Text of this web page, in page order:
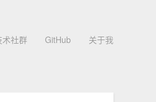
术社群 GitHub 关于我